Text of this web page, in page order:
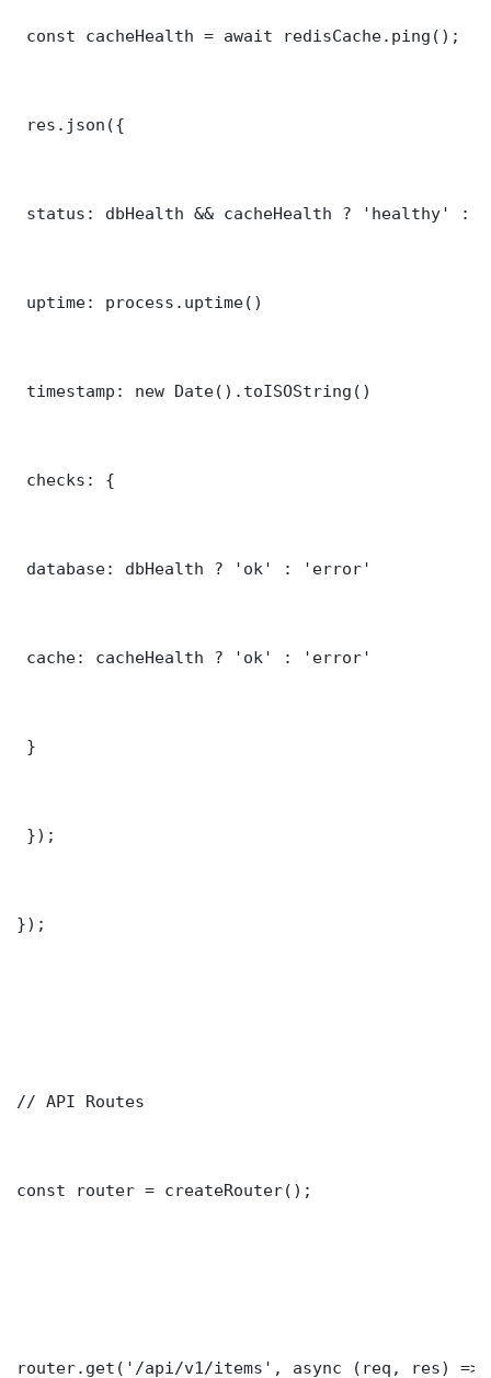
const cacheHealth = await redisCache.ping();
res.json({
status: dbHealth && cacheHealth ? 'healthy' :
uptime: process.uptime()
timestamp: new Date().toISOString()
checks: {
database: dbHealth ? 'ok' : 'error'
cache: cacheHealth ? 'ok' : 'error'
}
});
});
// API Routes
const router = createRouter();
router.get('/api/v1/items', async (req, res) =>